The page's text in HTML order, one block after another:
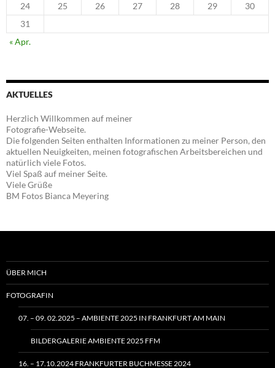
24
25 26 27 28 29
30
31
« Apr.
AKTUELLES
Herzlich Willkommen auf meiner
Fotografie-Webseite.
Die folgenden Seiten enthalten Informationen zu meiner Person, den
aktuellen Neuigkeiten, meinen fotografischen Arbeitsbereichen und
natürlich viele Fotos.
Viel Spaß auf meiner Seite.
Viele Grüße
BM Fotos Bianca Meyering
ÜBER MICH
FOTOGRAFIN
07. – 09. 02.2025 – AMBIENTE 2025 IN FRANKFURT AM MAIN
BILDERGALERIE AMBIENTE 2025 FFM
16. – 17.10.2024 FRANKFURTER BUCHMESSE 2024